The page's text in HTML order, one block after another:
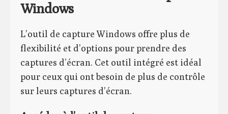
Windows
L’outil de capture Windows offre plus de
flexibilité et d’options pour prendre des
captures d’écran. Cet outil intégré est idéal
pour ceux qui ont besoin de plus de contrôle
sur leurs captures d’écran.